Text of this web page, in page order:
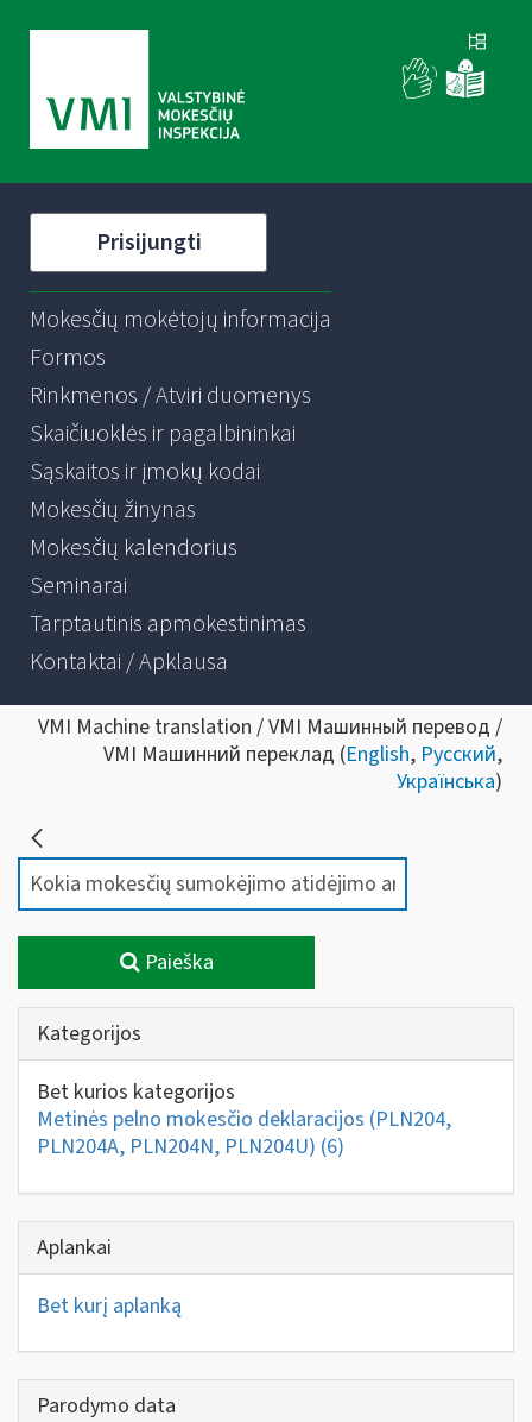
Prisijungti
Mokesčių mokėtojų informacija
Formos
Rinkmenos / Atviri duomenys
Skaičiuoklės ir pagalbininkai
Sąskaitos ir įmokų kodai
Mokesčių žinynas
Mokesčių kalendorius
Seminarai
Tarptautinis apmokestinimas
Kontaktai / Apklausa
VMI Machine translation / VMI Машинный перевод /
VMI Машинний переклад (English, Русский,
Українська)
Paieška
Kategorijos
Bet kurios kategorijos
Metinės pelno mokesčio deklaracijos (PLN204,
PLN204A, PLN204N, PLN204U) (6)
Aplankai
Bet kurį aplanką
Parodymo data